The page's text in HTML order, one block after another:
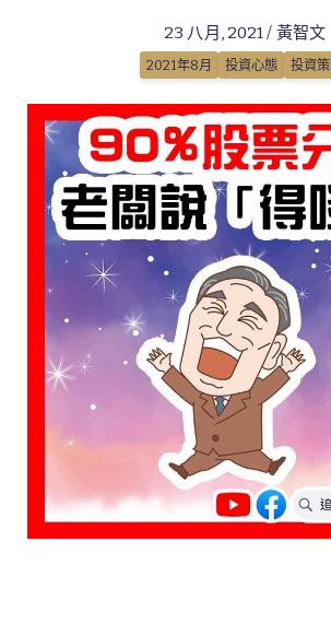
23 八月, 2021 / 黃智文
2021年8月 投資心態 投資